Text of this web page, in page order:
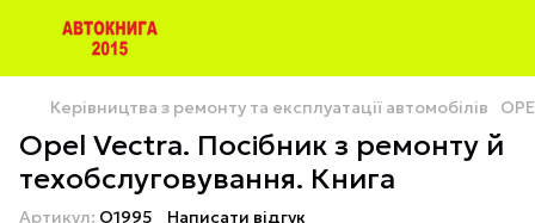
Керівництва з ремонту та експлуатації автомобілів
Opel Vectra. Посібник з ремонту й
техобслуговування. Книга
Артикул: O1995 Написати відгук